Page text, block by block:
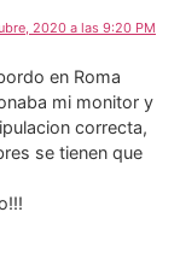
2020 a las 9:20 PM
en Roma
mi monitor y
correcta,
se tienen que